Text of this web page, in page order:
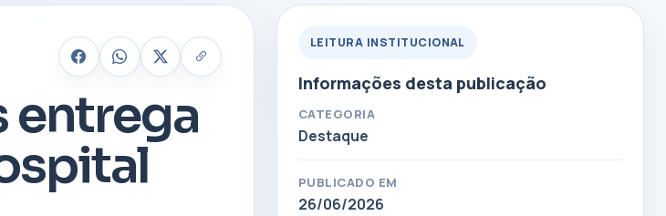
entrega
LEITURA INSTITUCIONAL
Informações desta publicação
CATEGORIA
Destaque
PUBLICADO EM
26/06/2026